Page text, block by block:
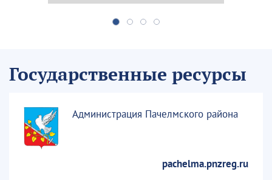
Государственные ресурсы
Администрация Пачелмского района
pachelma.pnzreg.ru